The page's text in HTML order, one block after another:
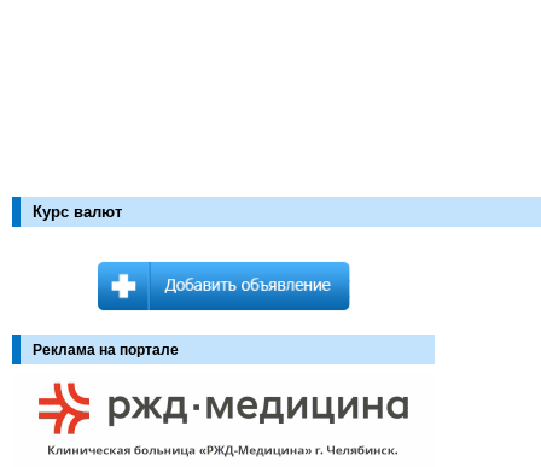
Курс валют
Реклама на портале